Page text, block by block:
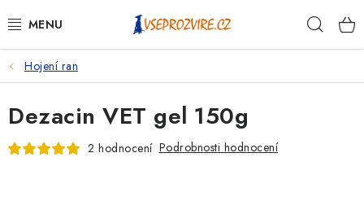
na
PSI
KOČKY
KONĚ
Hojení ran
Dezacin VET gel 150g
2 hodnocení Podrobnosti hodnocení